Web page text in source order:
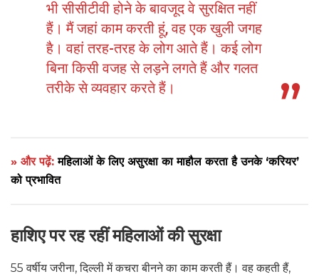
भी सीसीटीवी होने के बावजूद वे सुरक्षित नहीं
हैं। मैं जहां काम करती हूं, वह एक खुली जगह
है। वहां तरह-तरह के लोग आते हैं। कई लोग
बिना किसी वजह से लड़ने लगते हैं और गलत
तरीके से व्यवहार करते हैं।
» और पढ़ें:महिलाओं के लिए असुरक्षा का माहौल करता है उनके ‘करियर’
को प्रभावित
हाशिए पर रह रहीं महिलाओं की सुरक्षा
55 वर्षीय जरीना, दिल्ली में कचरा बीनने का काम करती हैं। वह कहती हैं,